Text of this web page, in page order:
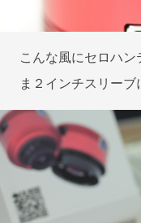
こんな風にセロハン
ま２インチスリー